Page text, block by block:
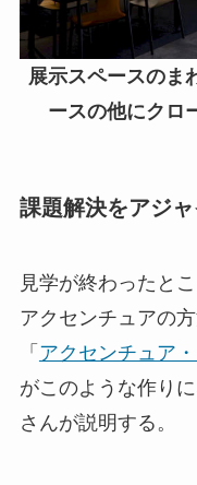
展示スペースのま
ースの他にクロ
課題解決をアジ
見学が終わったと
アクセンチュアの
「 アクセンチュア
がこのような作り
さんが説明する。